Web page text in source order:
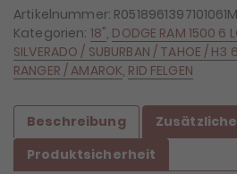
9x18
ET10
6x139,7
+
4x
Reifen
BF
Goodrich
KO2
Artikelnummer:
Kategorien: 18", DODGE RAM 1500 6
SILVERADO / SUBURBAN / TAHOE / H3
RANGER / AMAROK, RID FELGEN
Beschreibung
Produktsicherheit